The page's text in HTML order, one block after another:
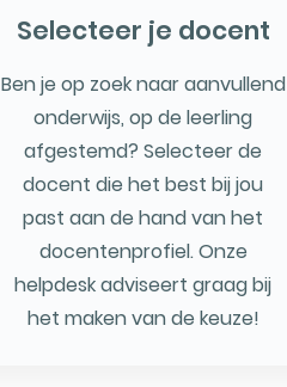
Selecteer je docent
Ben je op zoek naar aanvullend
onderwijs, op de leerling
afgestemd? Selecteer de
docent die het best bij jou
past aan de hand van het
docentenprofiel. Onze
helpdesk adviseert graag bij
het maken van de keuze!